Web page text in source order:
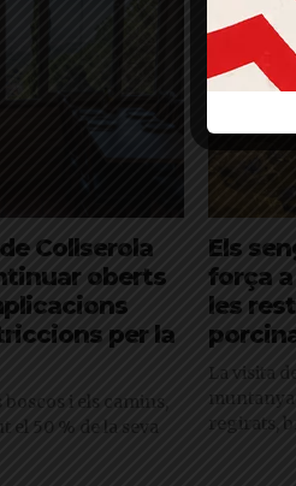
Collserola
oberts
per la
i els camins,
el 50 % de la seva
Els
força
les
La visita
regirats,